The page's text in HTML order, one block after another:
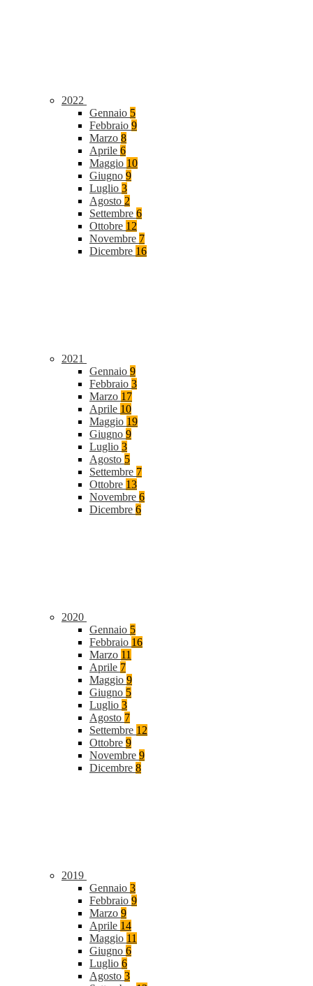
2022
Gennaio 5
Febbraio 9
Marzo 8
Aprile 6
Maggio 10
Giugno 9
Luglio 3
Agosto 2
Settembre 6
Ottobre 12
Novembre 7
Dicembre 16
2021
Gennaio 9
Febbraio 3
Marzo 17
Aprile 10
Maggio 19
Giugno 9
Luglio 3
Agosto 5
Settembre 7
Ottobre 13
Novembre 6
Dicembre 6
2020
Gennaio 5
Febbraio 16
Marzo 11
Aprile 7
Maggio 9
Giugno 5
Luglio 3
Agosto 7
Settembre 12
Ottobre 9
Novembre 9
Dicembre 8
2019
Gennaio 3
Febbraio 9
Marzo 9
Aprile 14
Maggio 11
Giugno 6
Luglio 6
Agosto 3